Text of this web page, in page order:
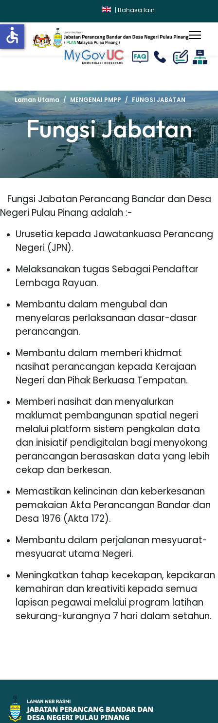
| Bahasa lain
Laman Utama MENGENAI PMPP FUNGSI JABATAN
Fungsi Jabatan
Fungsi Jabatan Perancang Bandar dan Desa
Negeri Pulau Pinang adalah :-
Urusetia kepada Jawatankuasa Perancang
Negeri (JPN).
Melaksanakan tugas Sebagai Pendaftar
Lembaga Rayuan.
Membantu dalam mengubal dan
menyelaras perlaksanaan dasar-dasar
perancangan.
Membantu dalam memberi khidmat
nasihat perancangan kepada Kerajaan
Negeri dan Pihak Berkuasa Tempatan.
Memberi nasihat dan menyalurkan
maklumat pembangunan spatial negeri
melalui platform sistem pengkalan data
dan inisiatif pendigitalan bagi menyokong
perancangan berasaskan data yang lebih
cekap dan berkesan.
Memastikan kelincinan dan keberkesanan
pemakaian Akta Perancangan Bandar dan
Desa 1976 (Akta 172).
Membantu dalam perjalanan mesyuarat-
mesyuarat utama Negeri.
Meningkatkan tahap kecekapan, kepakaran
kemahiran dan kreativiti kepada semua
lapisan pegawai melalui program latihan
sekurang-kurangnya 7 hari dalam setahun.
accessible